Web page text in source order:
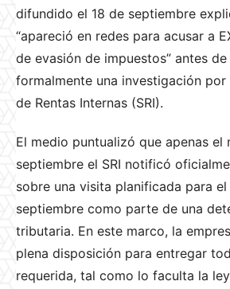
difundido el 18 de septiembre
“apareció en redes para acusar a
de evasión de impuestos” antes
formalmente una investigación
de Rentas Internas (SRI).
El medio puntualizó que apenas el
septiembre el SRI notificó
sobre una visita planificada para
septiembre como parte de una
tributaria. En este marco, la
plena disposición para entregar
requerida, tal como lo faculta la